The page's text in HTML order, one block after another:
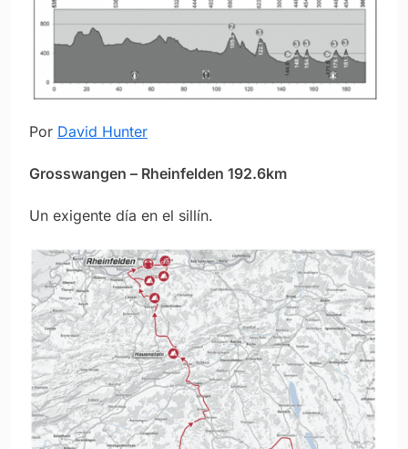
Por David Hunter
Grosswangen – Rheinfelden 192.6km
Un exigente día en el sillín.